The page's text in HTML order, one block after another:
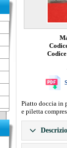
Piatto doccia in
e piletta